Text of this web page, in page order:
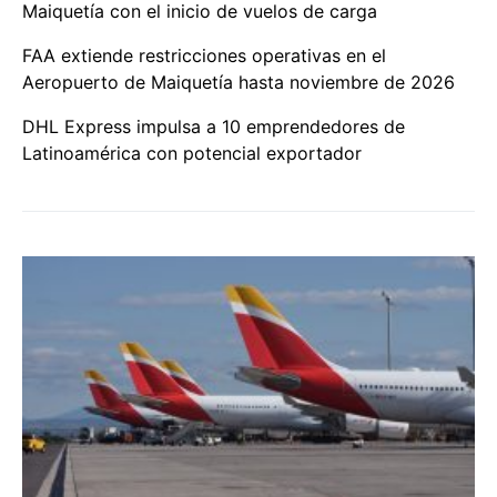
Maiquetía con el inicio de vuelos de carga
FAA extiende restricciones operativas en el
Aeropuerto de Maiquetía hasta noviembre de 2026
DHL Express impulsa a 10 emprendedores de
Latinoamérica con potencial exportador